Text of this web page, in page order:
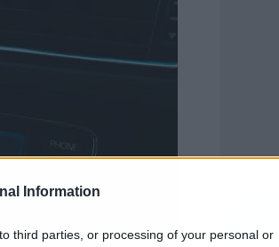
Information
third parties, or processing of your personal or